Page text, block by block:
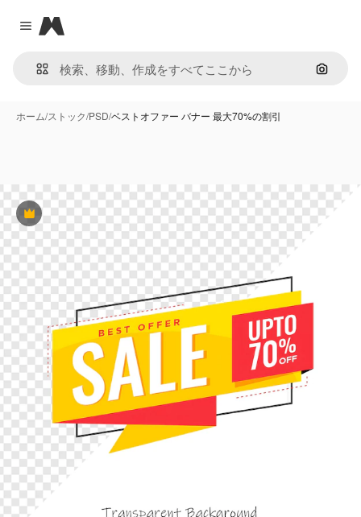
Close menu
Magnific
画像で
ホーム/ストック/PSD/ベストオファー バナー 最大70%の割引
Premium